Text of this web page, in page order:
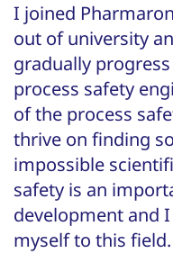
I joined
out of university
gradually
process safety
of the process
thrive on finding
impossible
safety is an
development and
myself to this field.